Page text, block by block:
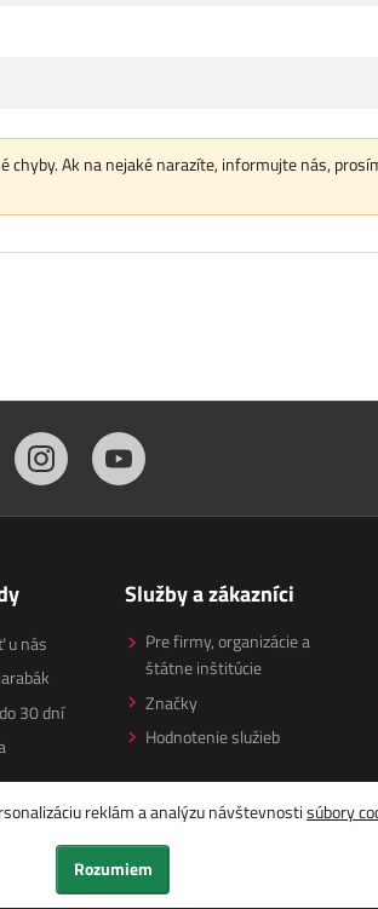
chyby. Ak na nejaké narazíte, informujte nás,
u nás
30 dní
Služby a zákazníci
Pre firmy, organizácie a
štátne inštitúcie
Značky
Hodnotenie služieb
reklám a analýzu návštevnostisúbory
Rozumiem